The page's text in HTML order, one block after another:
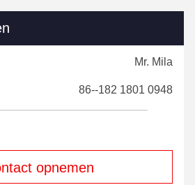
Mr. Mila
86--182 1801 0948
opnemen